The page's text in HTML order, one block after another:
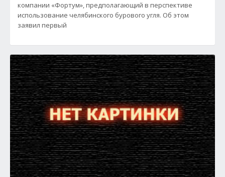
компании «Фортум», предполагающий в перспективе
использование челябинского бурового угля. Об этом
заявил первый